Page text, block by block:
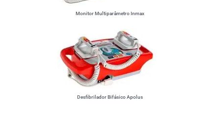
Monitor Multiparâmetro Inmax
Desfibrilador Bifásico Apolus